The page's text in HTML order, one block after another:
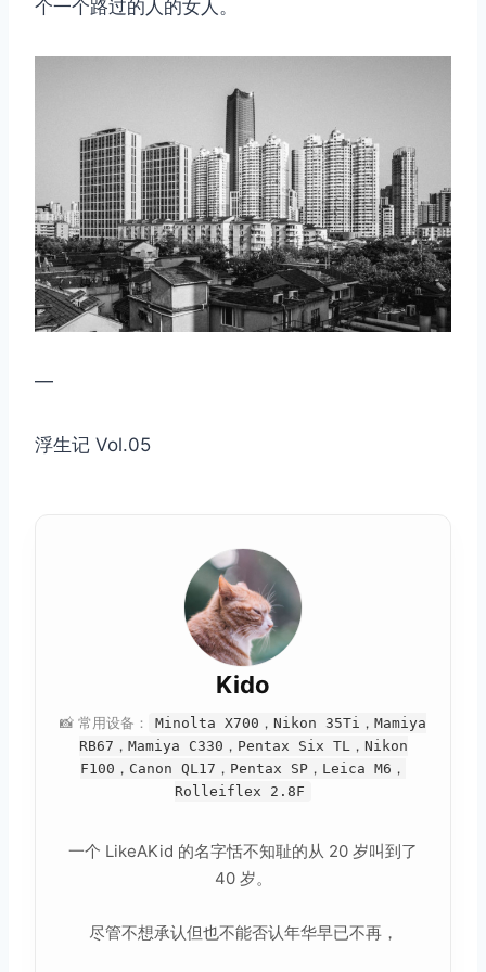
个一个路过的人的女人。
—
浮生记 Vol.05
Kido
📸 常用设备：
Minolta X700，Nikon 35Ti，Mamiya
RB67，Mamiya C330，Pentax Six TL，Nikon
F100，Canon QL17，Pentax SP，Leica M6，
Rolleiflex 2.8F
一个 LikeAKid 的名字恬不知耻的从 20 岁叫到了
40 岁。
尽管不想承认但也不能否认年华早已不再，